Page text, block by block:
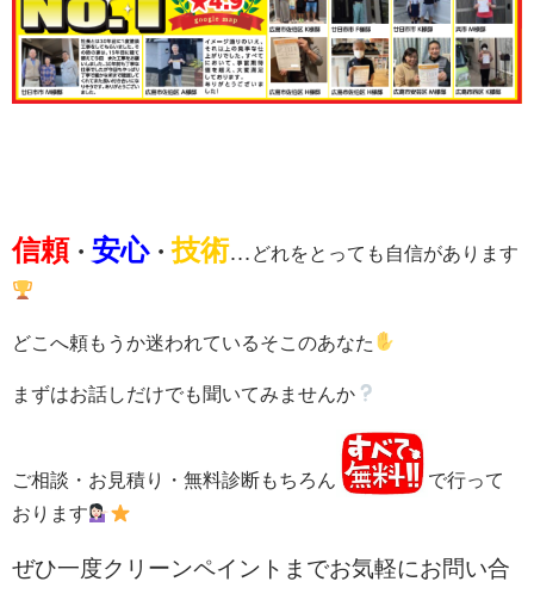
信頼 ・ 安心・技術… どれをとっても自信があります
どこへ頼もうか迷われているそこのあなた
まずはお話しだけでも聞いてみませんか
ご相談・お見積り・無料診断もちろん
で行って
おります
ぜひ一度クリーンペイントまでお気軽にお問い合